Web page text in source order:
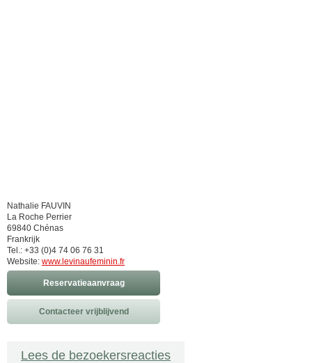
Nathalie FAUVIN
La Roche Perrier
69840 Chénas
Frankrijk
Tel.: +33 (0)4 74 06 76 31
Website: www.levinaufeminin.fr
Reservatieaanvraag
Contacteer vrijblijvend
Lees de bezoekersreacties